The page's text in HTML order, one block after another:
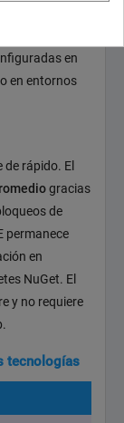
en
en entornos
rápido. El
gracias
de
permanece
en
NuGet. El
y no requiere
tecnologías